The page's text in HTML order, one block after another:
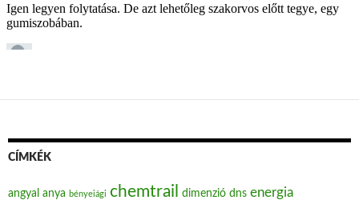
CÍMKÉK
angyal anya bényeiági chemtrail dimenzió dns energia